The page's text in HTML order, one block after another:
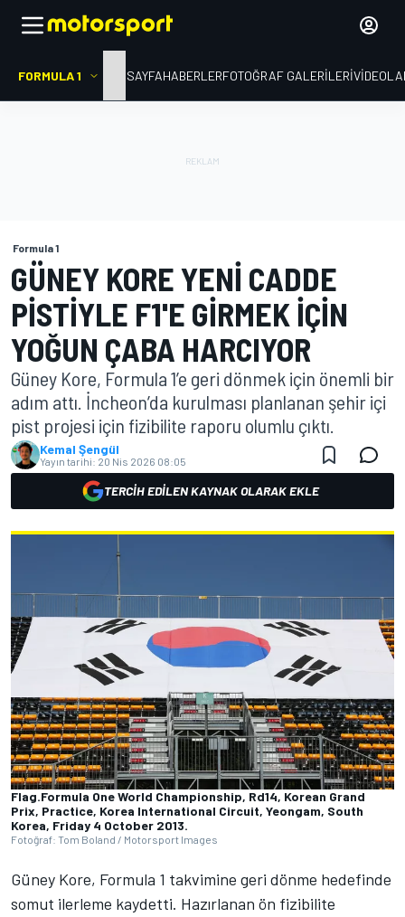
FORMULA 1 ANA SAYFAHABERLERFOTOĞRAF GALERILERI
Formula 1
GÜNEY KORE YENI CADDE
PISTIYLE F1'E GIRMEK IÇIN
YOĞUN ÇABA HARCIYOR
Güney Kore, Formula 1’e geri dönmek için önemli bir
adım attı. İncheon’da kurulması planlanan şehir içi
pist projesi için fizibilite raporu olumlu çıktı.
Kemal Şengül
Yayın tarihi: 20 Nis 2026 08:05
TERCIH EDILEN KAYNAK OLARAK EKLE
Flag.Formula One World Championship, Rd14, Korean Grand
Prix, Practice, Korea International Circuit, Yeongam, South
Korea, Friday 4 October 2013.
Fotoğraf: Tom Boland / Motorsport Images
Güney Kore, Formula 1 takvimine geri dönme hedefinde
somut ilerleme kaydetti. Hazırlanan ön fizibilite